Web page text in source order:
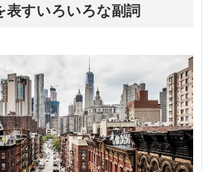
表すいろいろな副詞